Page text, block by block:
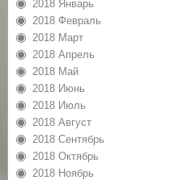
2018 Январь
2018 Февраль
2018 Март
2018 Апрель
2018 Май
2018 Июнь
2018 Июль
2018 Август
2018 Сентябрь
2018 Октябрь
2018 Ноябрь